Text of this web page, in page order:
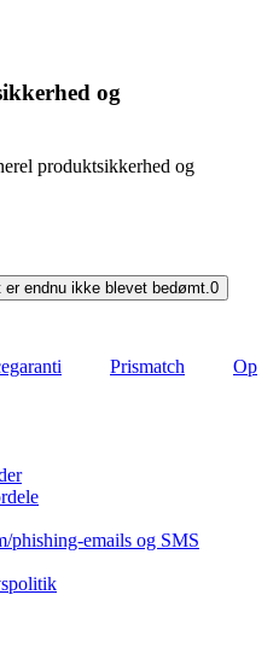
og
produktsikkerhed og
er endnu ikke blevet bedømt.0
Prismatch
Op
phishing-emails og SMS